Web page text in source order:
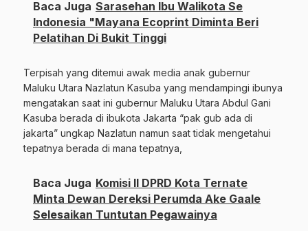
Baca Juga Sarasehan Ibu Walikota Se
Indonesia "Mayana Ecoprint Diminta Beri
Pelatihan Di Bukit Tinggi
Terpisah yang ditemui awak media anak gubernur
Maluku Utara Nazlatun Kasuba yang mendampingi ibunya
mengatakan saat ini gubernur Maluku Utara Abdul Gani
Kasuba berada di ibukota Jakarta “pak gub ada di
jakarta” ungkap Nazlatun namun saat tidak mengetahui
tepatnya berada di mana tepatnya,
Baca Juga Komisi II DPRD Kota Ternate
Minta Dewan Dereksi Perumda Ake Gaale
Selesaikan Tuntutan Pegawainya